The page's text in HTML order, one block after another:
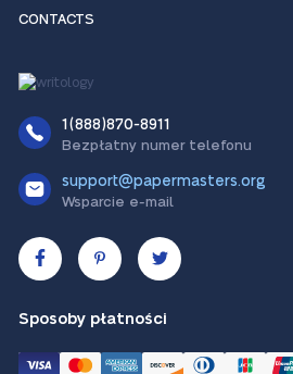
CONTACTS
1(888)870-8911
Bezpłatny numer telefonu
support@papermasters.org
Wsparcie e-mail
Sposoby płatności